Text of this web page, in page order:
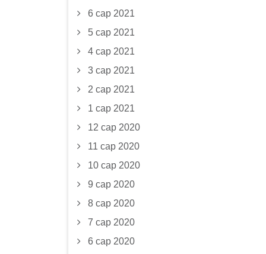
6 сар 2021
5 сар 2021
4 сар 2021
3 сар 2021
2 сар 2021
1 сар 2021
12 сар 2020
11 сар 2020
10 сар 2020
9 сар 2020
8 сар 2020
7 сар 2020
6 сар 2020